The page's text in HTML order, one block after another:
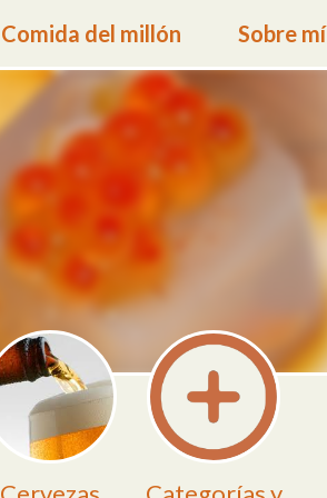
Comida del millón Sobre mí